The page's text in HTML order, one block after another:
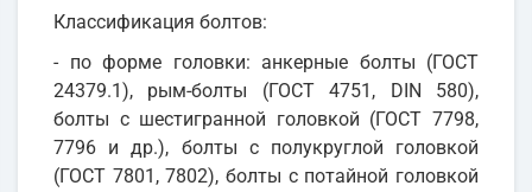
Классификация болтов:
- по форме головки: анкерные болты (ГОСТ
24379.1), рым-болты (ГОСТ 4751, DIN 580),
болты с шестигранной головкой (ГОСТ 7798,
7796 и др.), болты с полукруглой головкой
(ГОСТ 7801, 7802), болты с потайной головкой